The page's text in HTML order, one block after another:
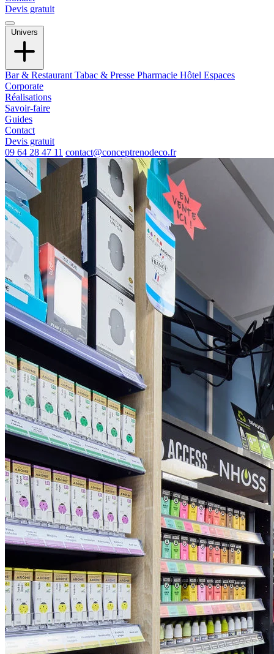
Devis gratuit
Univers
Bar & Restaurant Tabac & Presse Pharmacie Hôtel Espaces
Corporate
Réalisations
Savoir-faire
Guides
Contact
Devis gratuit
09 64 28 47 11 contact@conceptrenodeco.fr